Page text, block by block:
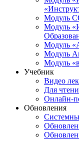
Модуль
Модуль
Модуль
Модуль
Модуль
Учебник
Видео
Для
Онлайн-
Обновления